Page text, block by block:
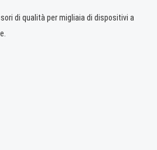
di qualità per migliaia di dispositivi a